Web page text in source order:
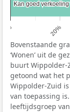
0% 20%
Kan goed
Kan goed
Bovenstaande
‘Wonen’ uit de
buurt
getoond wat het
Wippolder-Zuid
van toepassing
leeftijdsgroep